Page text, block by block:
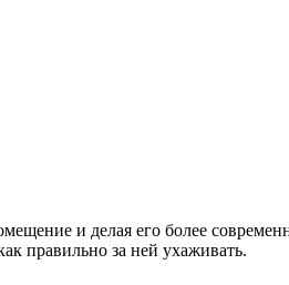
и делая его более
правильно за ней ухаживать.